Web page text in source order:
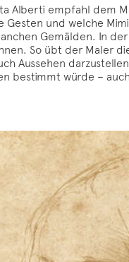
Alberti empfahl dem
Gesten und welche
Gemälden. In
So übt der Maler
Aussehen
bestimmt würde –